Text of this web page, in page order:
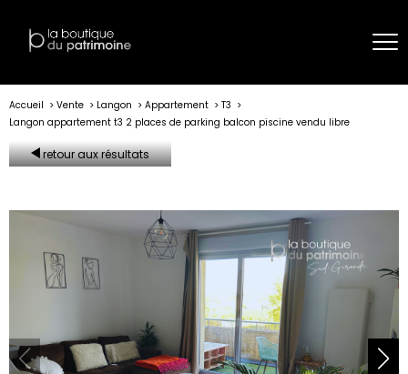
Accueil Vente Langon Appartement
T3
Langon appartement t3 2 places de parking balcon piscine vendu libre
retour aux résultats